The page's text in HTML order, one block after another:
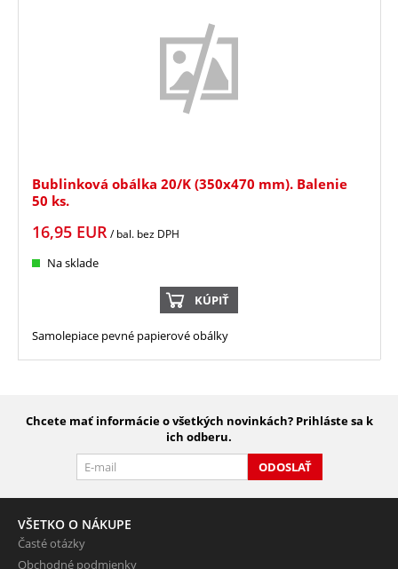
Bublinková obálka 20/K (350x470 mm). Balenie
50 ks.
16,95 EUR/ bal. bez DPH
Na sklade
KÚPIŤ
Samolepiace pevné papierové obálky
Chcete mať informácie o všetkých novinkách? Prihláste sa k
ich odberu.
ODOSLAŤ
VŠETKO O NÁKUPE
Časté otázky
Obchodné podmienky